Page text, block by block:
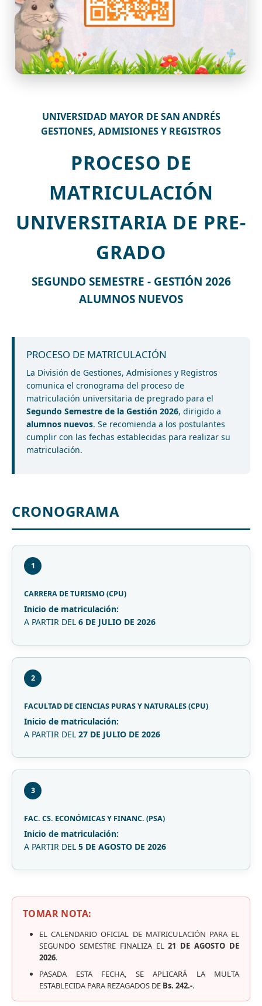
UNIVERSIDAD MAYOR DE SAN ANDRÉS
GESTIONES, ADMISIONES Y REGISTROS
PROCESO DE
MATRICULACIÓN
UNIVERSITARIA DE PRE-
GRADO
SEGUNDO SEMESTRE - GESTIÓN 2026
ALUMNOS NUEVOS
PROCESO DE MATRICULACIÓN
La División de Gestiones, Admisiones y Registros
comunica el cronograma del proceso de
matriculación universitaria de pregrado para el
Segundo Semestre de la Gestión 2026, dirigido a
alumnos nuevos. Se recomienda a los postulantes
cumplir con las fechas establecidas para realizar su
matriculación.
CRONOGRAMA
1
CARRERA DE TURISMO (CPU)
Inicio de matriculación:
A PARTIR DEL 6 DE JULIO DE 2026
2
FACULTAD DE CIENCIAS PURAS Y NATURALES (CPU)
Inicio de matriculación:
A PARTIR DEL 27 DE JULIO DE 2026
3
FAC. CS. ECONÓMICAS Y FINANC. (PSA)
Inicio de matriculación:
A PARTIR DEL 5 DE AGOSTO DE 2026
TOMAR NOTA:
EL CALENDARIO OFICIAL DE MATRICULACIÓN PARA EL
SEGUNDO SEMESTRE FINALIZA EL21 DE AGOSTO DE
2026.
PASADA ESTA FECHA, SE APLICARÁ LA MULTA
ESTABLECIDA PARA REZAGADOS DE Bs. 242.-.